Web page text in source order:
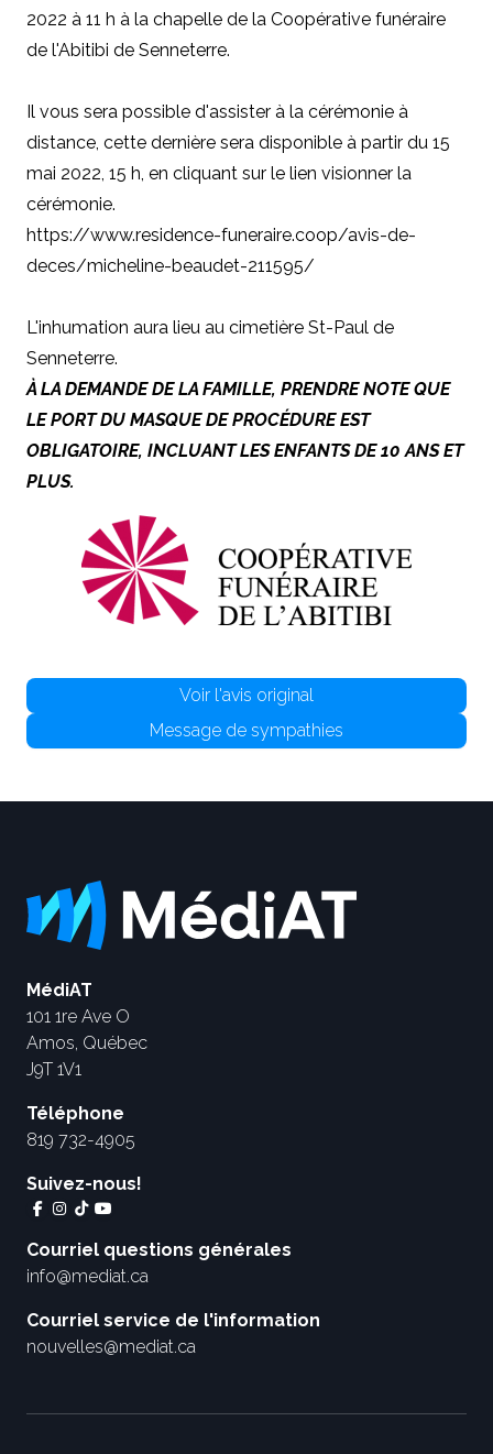
2022 à 11 h à la chapelle de la Coopérative funéraire
de l'Abitibi de Senneterre.
Il vous sera possible d'assister à la cérémonie à
distance, cette dernière sera disponible à partir du 15
mai 2022, 15 h, en cliquant sur le lien visionner la
cérémonie.
https://www.residence-funeraire.coop/avis-de-
deces/micheline-beaudet-211595/
L'inhumation aura lieu au cimetière St-Paul de
Senneterre.
À LA DEMANDE DE LA FAMILLE, PRENDRE NOTE QUE
LE PORT DU MASQUE DE PROCÉDURE EST
OBLIGATOIRE, INCLUANT LES ENFANTS DE 10 ANS ET
PLUS.
Voir l'avis original
Message de sympathies
MédiAT
101 1re Ave O
Amos, Québec
J9T 1V1
Téléphone
819 732-4905
Suivez-nous!
Courriel questions générales
info@mediat.ca
Courriel service de l'information
nouvelles@mediat.ca